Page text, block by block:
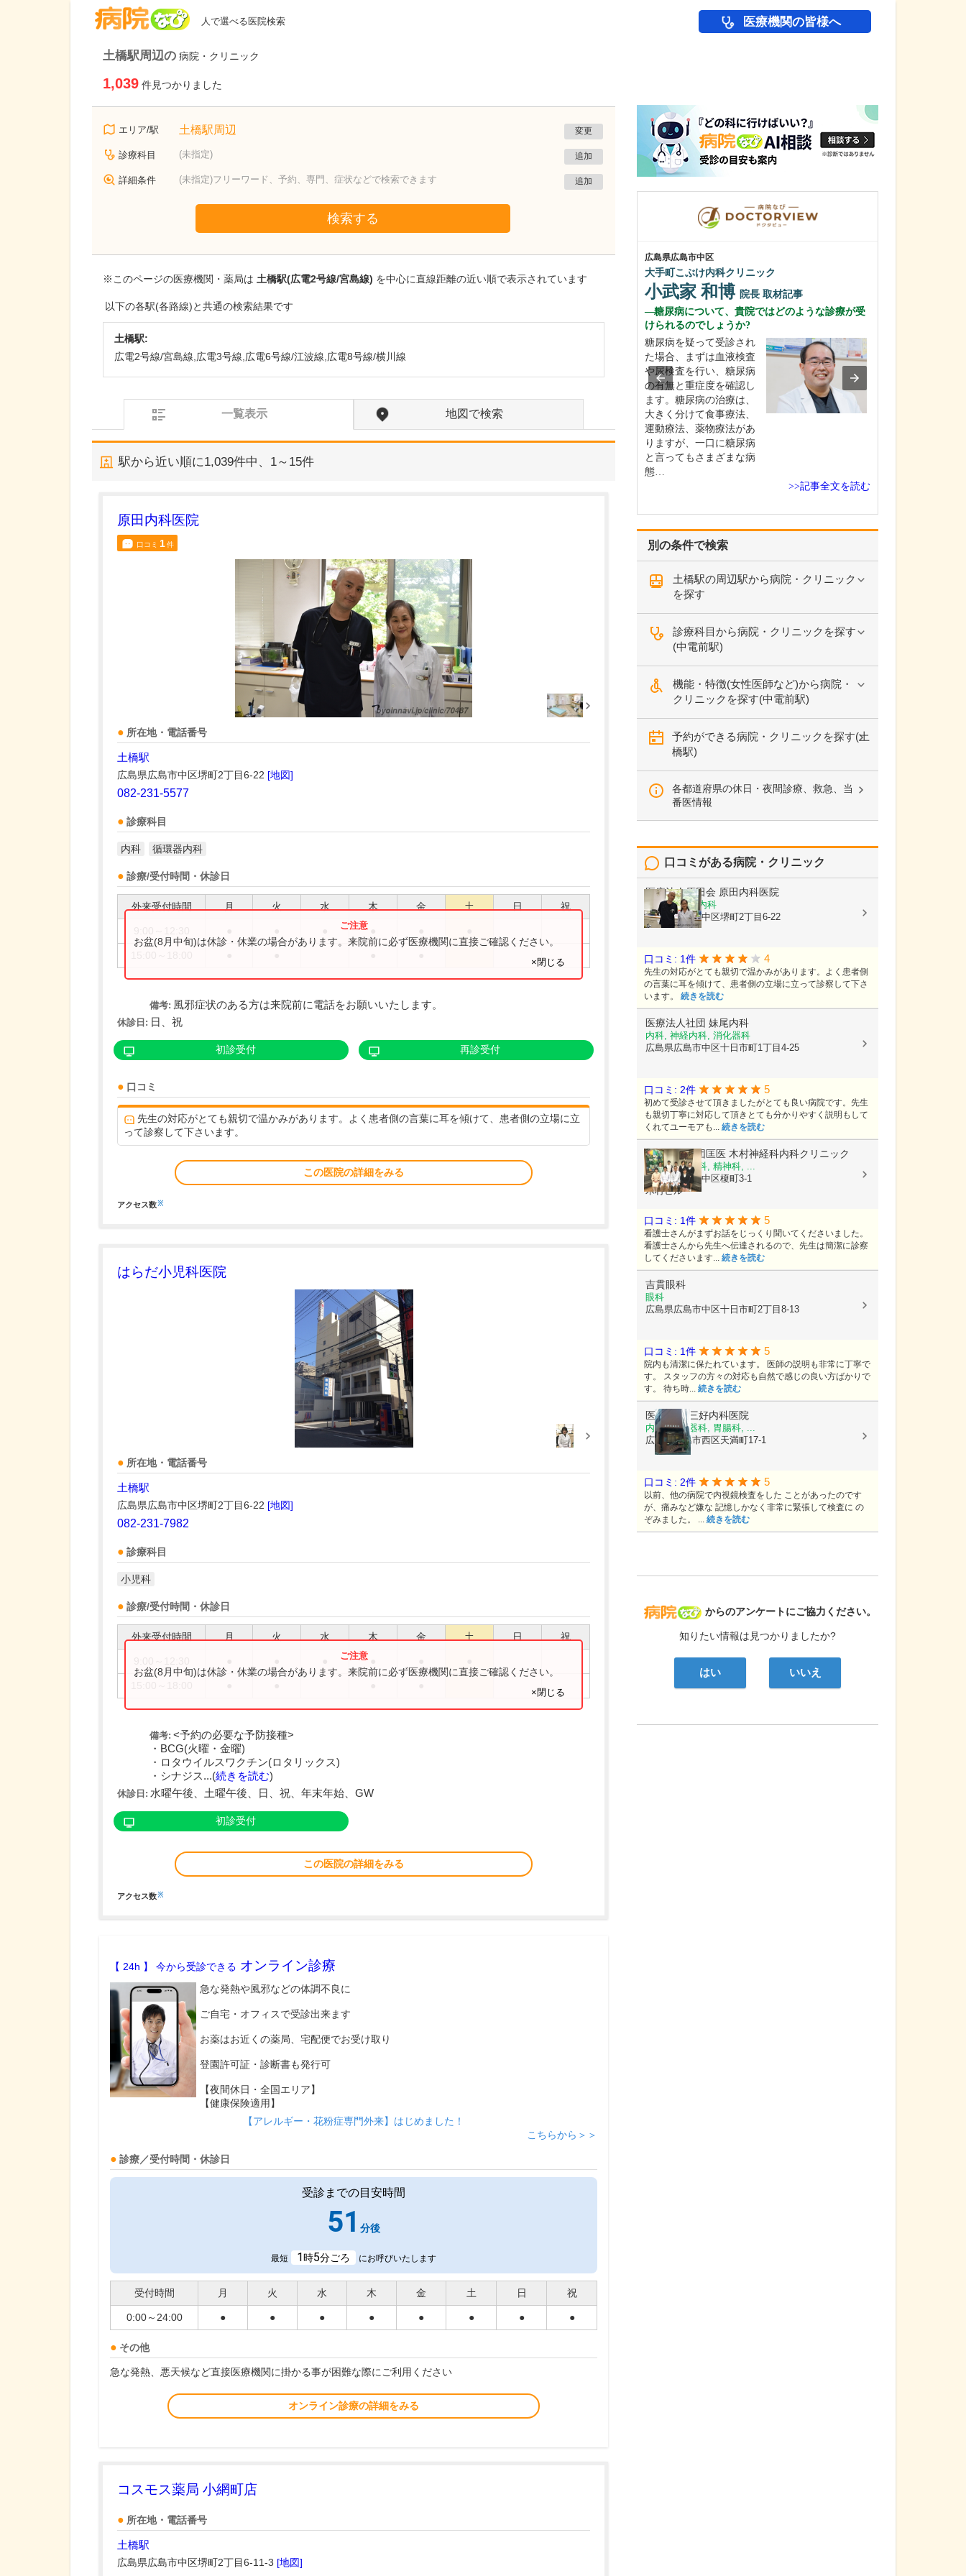
人で選べる医院検索 医療機関の皆様へ
土橋駅周辺の 病院・クリニック
1,039 件見つかりました
エリア/駅 土橋駅周辺 変更
診療科目 (未指定) 追加
詳細条件 (未指定)フリーワード、予約、専門、症状などで検索できます 追加
検索する
※このページの医療機関・薬局は 土橋駅(広電2号線/宮島線) を中心に直線距離の近い順で表示されています
以下の各駅(各路線)と共通の検索結果です
土橋駅:
広電2号線/宮島線,広電3号線,広電6号線/江波線,広電8号線/横川線
一覧表示 地図で検索
駅から近い順に1,039件中、 1～15件
原田内科医院
口コミ 1件
所在地・電話番号
土橋駅
広島県広島市中区堺町2丁目6-22 [地図]
082-231-5577
診療科目
内科 循環器内科
診療/受付時間・休診日
外来受付時間 月 火 水 木 金 土 日 祝
お盆(8月中旬)は休診・休業の場合があります。来院前に必ず医療機関に直接ご確認ください。
×閉じる
備考: 風邪症状のある方は来院前に電話をお願いいたします。
休診日: 日、祝
初診受付 再診受付
口コミ
先生の対応がとても親切で温かみがあります。よく患者側の言葉に耳を傾けて、患者側の立場に立
って診察して下さいます。
この医院の詳細をみる
アクセス数※
はらだ小児科医院
所在地・電話番号
土橋駅
広島県広島市中区堺町2丁目6-22 [地図]
082-231-7982
診療科目
小児科
診療/受付時間・休診日
外来受付時間 月 火 水 木 金 土 日 祝
お盆(8月中旬)は休診・休業の場合があります。来院前に必ず医療機関に直接ご確認ください。
×閉じる
備考: <予約の必要な予防接種>
・BCG(火曜・金曜)
・ロタウイルスワクチン(ロタリックス)
・シナジス...(続きを読む)
休診日: 水曜午後、土曜午後、日、祝、年末年始、GW
初診受付
この医院の詳細をみる
アクセス数※
【 24h 】 今から受診できる オンライン診療
急な発熱や風邪などの体調不良に
ご自宅・オフィスで受診出来ます
お薬はお近くの薬局、宅配便でお受け取り
登園許可証・診断書も発行可
【夜間休日・全国エリア】
【健康保険適用】
【アレルギー・花粉症専門外来】はじめました！
こちらから＞＞
診療／受付時間・休診日
受診までの目安時間
51 分後
最短 1時5分ごろ にお呼びいたします
受付時間 月 火 水 木 金 土 日 祝
0:00～24:00 ● ● ● ● ● ● ● ●
その他
急な発熱、悪天候など直接医療機関に掛かる事が困難な際にご利用ください
オンライン診療の詳細をみる
コスモス薬局 小網町店
所在地・電話番号
土橋駅
広島県広島市中区堺町2丁目6-11-3 [地図]
別の条件で検索
土橋駅の周辺駅から病院・クリニック
を探す
診療科目から病院・クリニックを探す
(中電前駅)
機能・特徴(女性医師など)から病院・
クリニックを探す(中電前駅)
予約ができる病院・クリニックを探す(土
橋駅)
各都道府県の休日・夜間診療、救急、当
番医情報
病院なび
からのアンケートにご協力ください。
知りたい情報は見つかりましたか?
はい いいえ
口コミがある病院・クリニック
医療法人原田会 原田内科医院
内科, 循環器内科
広島県広島市中区堺町2丁目6-22
口コミ: 1件 4
先生の対応がとても親切で温かみがあります。よく患者側
の言葉に耳を傾けて、患者側の立場に立って診察して下さ
います。 続きを読む
医療法人社団 妹尾内科
内科, 神経内科, 消化器科
広島県広島市中区十日市町1丁目4-25
口コミ: 2件 5
初めて受診させて頂きましたがとても良い病院です。先生
も親切丁寧に対応して頂きとても分かりやすく説明もして
くれてユーモアも... 続きを読む
医療法人社団匡医 木村神経科内科クリニック
内科, 心療内科, 精神科, ...
広島県広島市中区榎町3-1
木村ビル
口コミ: 1件 5
看護士さんがまずお話をじっくり聞いてくださいました。
看護士さんから先生へ伝達されるので、先生は簡潔に診察
してくださいます... 続きを読む
吉貫眼科
眼科
広島県広島市中区十日市町2丁目8-13
口コミ: 1件 5
院内も清潔に保たれています。 医師の説明も非常に丁寧で
す。 スタッフの方々の対応も自然で感じの良い方ばかりで
す。 待ち時... 続きを読む
医療法人三好内科医院
内科, 消化器科, 胃腸科, ...
広島県広島市西区天満町17-1
口コミ: 2件 5
以前、他の病院で内視鏡検査をした ことがあったのです
が、痛みなど嫌な 記憶しかなく非常に緊張して検査に の
ぞみました。 ... 続きを読む
広島県広島市中区
大手町こぶけ内科クリニック
小武家 和博 院長 取材記事
糖尿病について、貴院ではどのような診療が受
けられるのでしょうか?
糖尿病を疑って受診され
た場合、まずは血液検査
や尿検査を行い、糖尿病
の有無と重症度を確認し
ます。糖尿病の治療は、
大きく分けて食事療法、
運動療法、薬物療法があ
りますが、一口に糖尿病
と言ってもさまざまな病
態…
>>記事全文を読む
広島県広島市安佐南区
安佐南おなかの内科・内視鏡クリニック
ックにも力を入れているそうですね。
ると、生活習慣病をはじ
病気を併せもつケースも
少なくありません。こう
した状態を自覚のないま
ま放置してしまうと、脳